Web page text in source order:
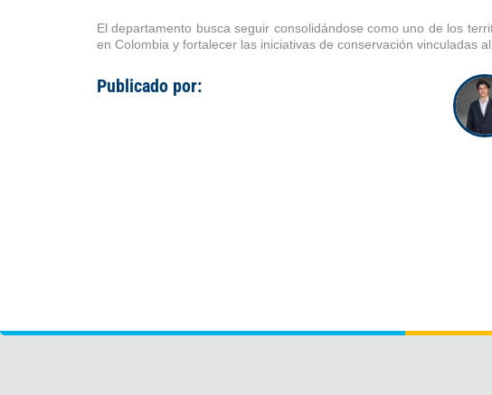
El departamento busca seguir consolidándose como uno de los
en Colombia y fortalecer las iniciativas de conservación vinculadas
Publicado por: